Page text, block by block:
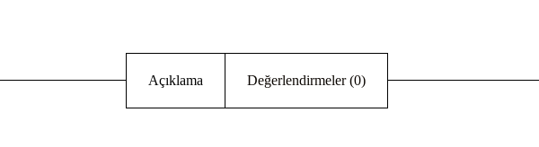
Açıklama Değerlendirmeler (0)